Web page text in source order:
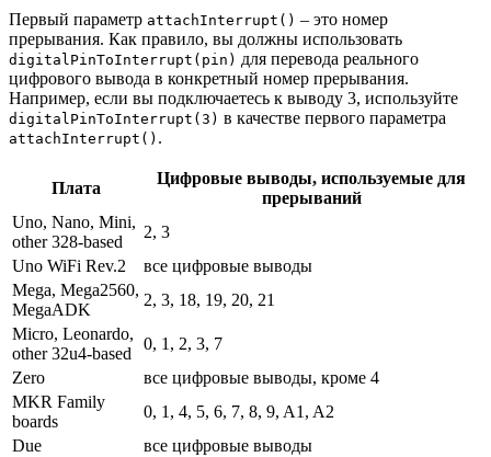
Первый параметр attachInterrupt() – это номер
прерывания. Как правило, вы должны использовать
digitalPinToInterrupt(pin) для перевода реального
цифрового вывода в конкретный номер прерывания.
Например, если вы подключаетесь к выводу 3, используйте
digitalPinToInterrupt(3) в качестве первого параметра
attachInterrupt() .
Плата
Цифровые выводы, используемые для
прерываний
Uno, Nano, Mini,
other 328-based
2, 3
Uno WiFi Rev.2
все цифровые выводы
Mega, Mega2560,
MegaADK
2, 3, 18, 19, 20, 21
Micro, Leonardo,
other 32u4-based
0, 1, 2, 3, 7
Zero
все цифровые выводы, кроме 4
MKR Family
boards
0, 1, 4, 5, 6, 7, 8, 9, A1, A2
Due
все цифровые выводы